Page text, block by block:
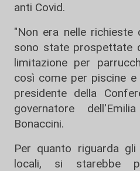
anti Covid.
"Non era nelle richieste
sono state prospettate
limitazione per
così come per piscine
presidente della
governatore
Bonaccini.
Per quanto riguarda
locali, si starebbe